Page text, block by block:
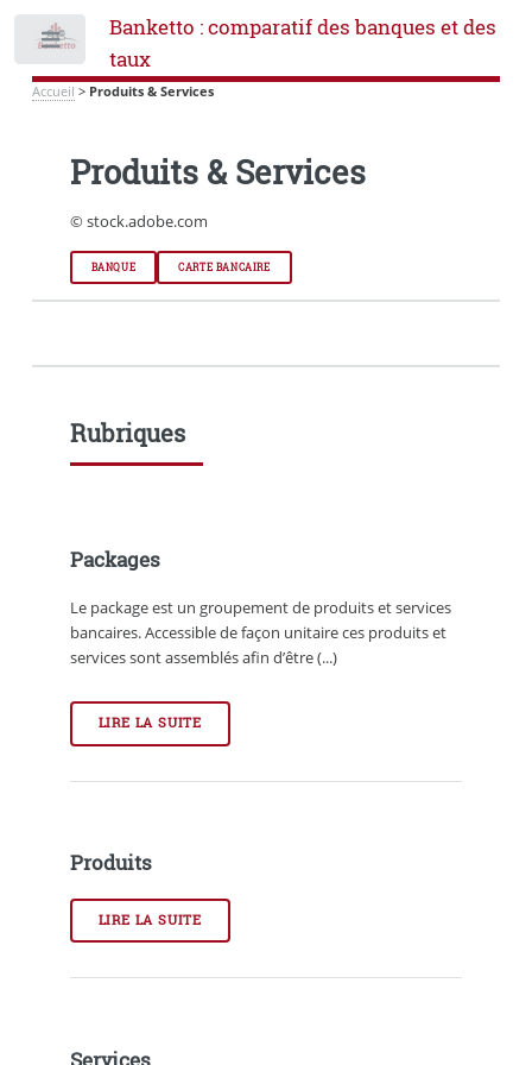
Banketto : comparatif des banques et des
taux
Accueil > Produits & Services
Produits & Services
© stock.adobe.com
BANQUE CARTE BANCAIRE
Rubriques
Packages
Le package est un groupement de produits et services
bancaires. Accessible de façon unitaire ces produits et
services sont assemblés afin d’être (...)
LIRE LA SUITE
Produits
LIRE LA SUITE